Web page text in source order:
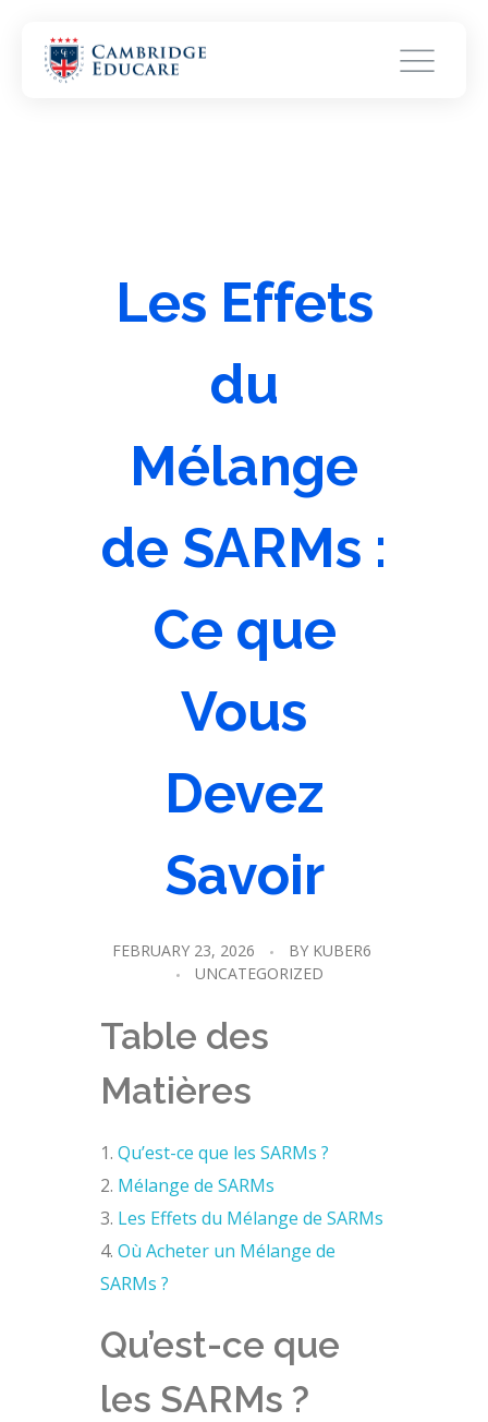
Les Effets
du
Mélange
de SARMs :
Ce que
Vous
Devez
Savoir
FEBRUARY 23, 2026 BY KUBER6
UNCATEGORIZED
Table des
Matières
Qu’est-ce que les SARMs ?
Mélange de SARMs
Les Effets du Mélange de SARMs
Où Acheter un Mélange de
SARMs ?
Qu’est-ce que
les SARMs ?